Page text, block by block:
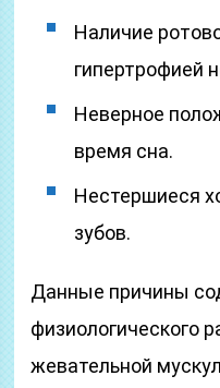
Наличие
гипертрофией
Неверное
время сна.
Нестершиеся
зубов.
Данные причины
физиологического
жевательной